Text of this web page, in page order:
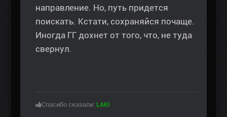
направление. Но, путь придется
поискать. Кстати, сохраняйся почаще.
Иногда ГГ дохнет от того, что, не туда
свернул.
Спасибо сказали: LAKI